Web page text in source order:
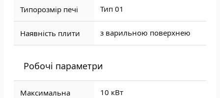
Типорозмір печі Тип 01
Наявність плити з варильною поверхнею
Робочі параметри
Максимальна
10 кВт